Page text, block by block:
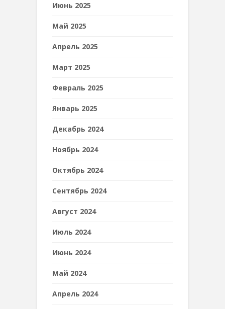
Июнь 2025
Май 2025
Апрель 2025
Март 2025
Февраль 2025
Январь 2025
Декабрь 2024
Ноябрь 2024
Октябрь 2024
Сентябрь 2024
Август 2024
Июль 2024
Июнь 2024
Май 2024
Апрель 2024